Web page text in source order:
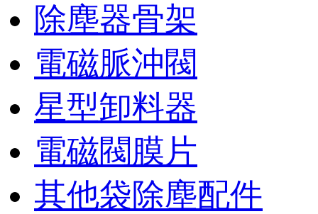
除塵器骨架
電磁脈沖閥
星型卸料器
電磁閥膜片
其他袋除塵配件